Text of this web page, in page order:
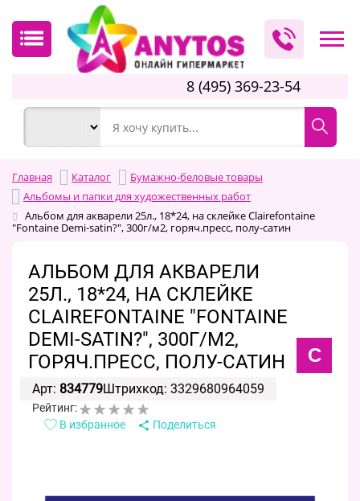
8 (495) 369-23-54
Главная Каталог
Бумажно-беловые товары
Альбомы и папки для художественных работ
Альбом для акварели 25л., 18*24, на склейке Clairefontaine
"Fontaine Demi-satin?", 300г/м2, горяч.пресс, полу-сатин
АЛЬБОМ ДЛЯ АКВАРЕЛИ
25Л., 18*24, НА СКЛЕЙКЕ
CLAIREFONTAINE "FONTAINE
DEMI-SATIN?", 300Г/М2,
ГОРЯЧ.ПРЕСС, ПОЛУ-САТИН
C
Арт: 834779Штрихкод: 3329680964059
Рейтинг:
В избранное
Поделиться